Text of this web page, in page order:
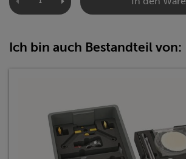
Ich bin auch Bestandteil von: